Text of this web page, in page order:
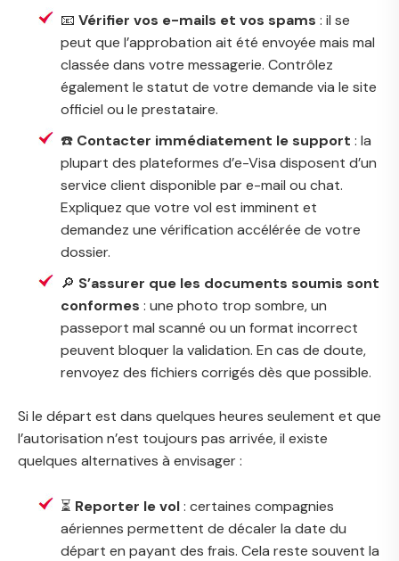
📧 Vérifier vos e-mails et vos spams : il se
peut que l’approbation ait été envoyée mais mal
classée dans votre messagerie. Contrôlez
également le statut de votre demande via le site
officiel ou le prestataire.
☎️ Contacter immédiatement le support : la
plupart des plateformes d’e-Visa disposent d’un
service client disponible par e-mail ou chat.
Expliquez que votre vol est imminent et
demandez une vérification accélérée de votre
dossier.
🔎 S’assurer que les documents soumis sont
conformes : une photo trop sombre, un
passeport mal scanné ou un format incorrect
peuvent bloquer la validation. En cas de doute,
renvoyez des fichiers corrigés dès que possible.
Si le départ est dans quelques heures seulement et que
l’autorisation n’est toujours pas arrivée, il existe
quelques alternatives à envisager :
⏳ Reporter le vol: certaines compagnies
aériennes permettent de décaler la date du
départ en payant des frais. Cela reste souvent la